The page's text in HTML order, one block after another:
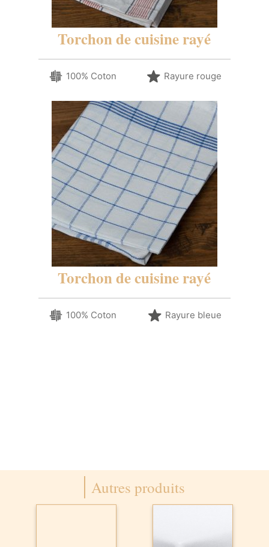
Torchon de cuisine rayé
100% Coton Rayure rouge
Torchon de cuisine rayé
100% Coton Rayure bleue
Autres produits